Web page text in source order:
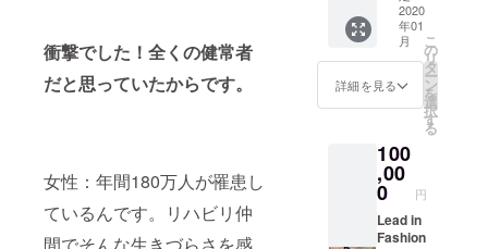
衝撃でした！全くの健常者
だと思っていたからです。
女性：年間180万人が罹患し
ているんです。リハビリ仲
間でそんな生きづらさを感
当たり前な
んかじゃな
いんです。
ぼくら、自
由に動いて
して出来る
こと、すべ
きことは自
分の夢を叶
41、袖
丈19
Mー
身丈
肩幅
45、袖
丈20
Lー身
シャツ
ボディ
仕様は
コット
ン100％
※サイズ
丈62、
身幅
43、肩
幅37、
袖丈16
ぶ、左
肩で結
ぶ）を
ご指定
くださ
は右肩
結びの
方が方
に上げ
やす
く、左
リング
シャツ
(半袖
カラー
BK サイ
ズ
XS,S,M,
11枚を
お送り
しま
す。 ご
支援の
際に、
2020
年01
月
詳細を見る
こ
の
リ
タ
ー
ン
を
選
択
す
る
100
,00
0 円
Lead in
Fashion